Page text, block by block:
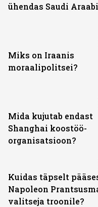
ühendas Saudi
Miks on Iraanis
moraalipolitsei?
Mida kujutab endast
Shanghai koostöö­
organisatsioon?
Kuidas täpselt
Napoleon
valitseja troonile?